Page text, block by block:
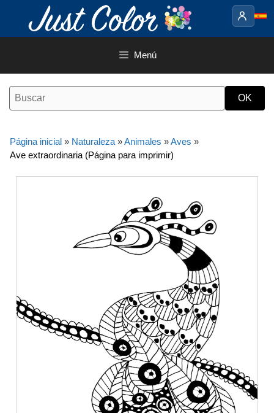
contenido
Menú
Página inicial » Naturaleza »Animales »Aves »
Ave extraordinaria (Página para imprimir)